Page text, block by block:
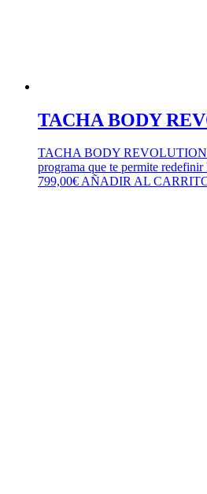
TACHA BODY
TACHA BODY REVOLUTION
programa que te permite
799,00€AÑADIR AL